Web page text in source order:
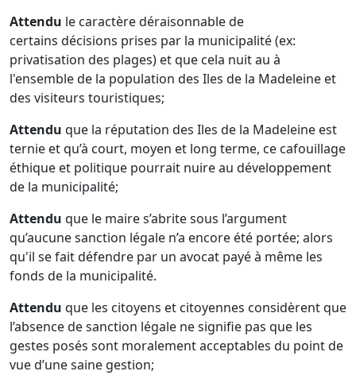
Attendu le caractère déraisonnable de
certains décisions prises par la municipalité (ex:
privatisation des plages) et que cela nuit au à
l'ensemble de la population des Iles de la Madeleine et
des visiteurs touristiques;
Attendu que la réputation des Iles de la Madeleine est
ternie et qu’à court, moyen et long terme, ce cafouillage
éthique et politique pourrait nuire au développement
de la municipalité;
Attendu que le maire s’abrite sous l’argument
qu’aucune sanction légale n’a encore été portée; alors
qu'il se fait défendre par un avocat payé à même les
fonds de la municipalité.
Attendu que les citoyens et citoyennes considèrent que
l’absence de sanction légale ne signifie pas que les
gestes posés sont moralement acceptables du point de
vue d’une saine gestion;